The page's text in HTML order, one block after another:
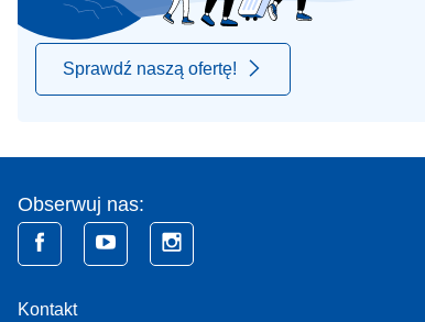
Sprawdź naszą ofertę!
Obserwuj nas:
Kontakt